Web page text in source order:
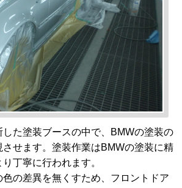
した塗装ブースの中で、BMWの塗装の
せます。塗装作業はBMWの塗装に精
丁寧に行われます。
の差異を無くすため、フロントドア